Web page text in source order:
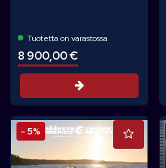
Tuotetta on varastossa
8 900,00 €
Tarjouspyyntö
- 5%